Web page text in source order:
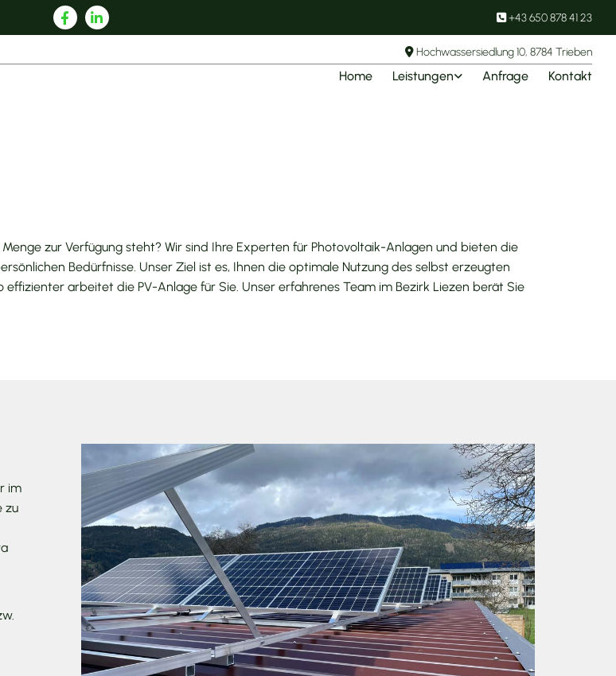
 +43 650 878 41 23
 Hochwassersiedlung 10, 8784 Trieben
Home Leistungen Anfrage Kontakt
zur Verfügung steht? Wir sind Ihre Experten für Photovoltaik-Anlagen und bieten die
Bedürfnisse. Unser Ziel ist es, Ihnen die optimale Nutzung des selbst erzeugten
arbeitet die PV-Anlage für Sie. Unser erfahrenes Team im Bezirk Liezen berät Sie
im
zu